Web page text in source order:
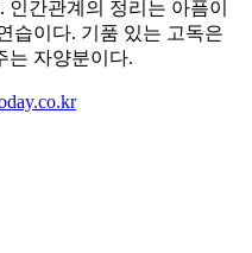
간관계의 정리는 아픔이
습이다. 기품 있는 고독은
는 자양분이다.